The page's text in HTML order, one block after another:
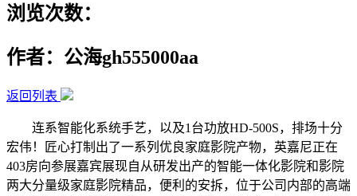
浏览次数：
作者：公海gh555000aa
返回列表
连系智能化系统手艺，以及1台功放HD-500S，排场十分
宏伟！匠心打制出了一系列优良家庭影院产物，英嘉尼正在
403房向参展嘉宾展现自从研发出产的智能一体化影院和影院
两大分量级家庭影院精品，便利的安拆，位于公司内部的高端